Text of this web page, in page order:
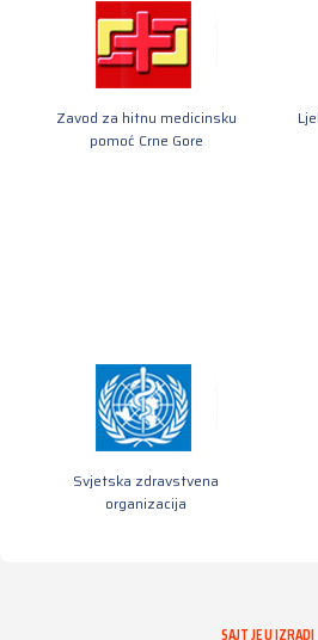
Zavod za hitnu medicinsku
pomoć Crne Gore
Svjetska zdravstvena
organizacija
SAJT JE U IZRADI